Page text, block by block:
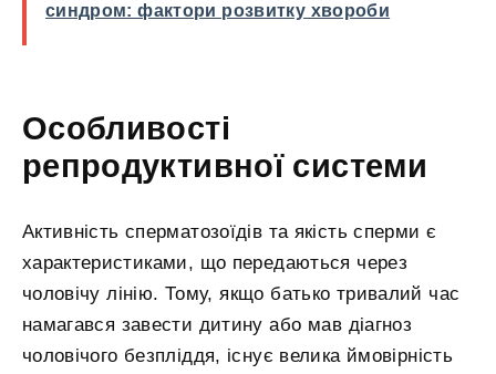
синдром: фактори розвитку хвороби
Особливості
репродуктивної системи
Активність сперматозоїдів та якість сперми є
характеристиками, що передаються через
чоловічу лінію. Тому, якщо батько тривалий час
намагався завести дитину або мав діагноз
чоловічого безпліддя, існує велика ймовірність